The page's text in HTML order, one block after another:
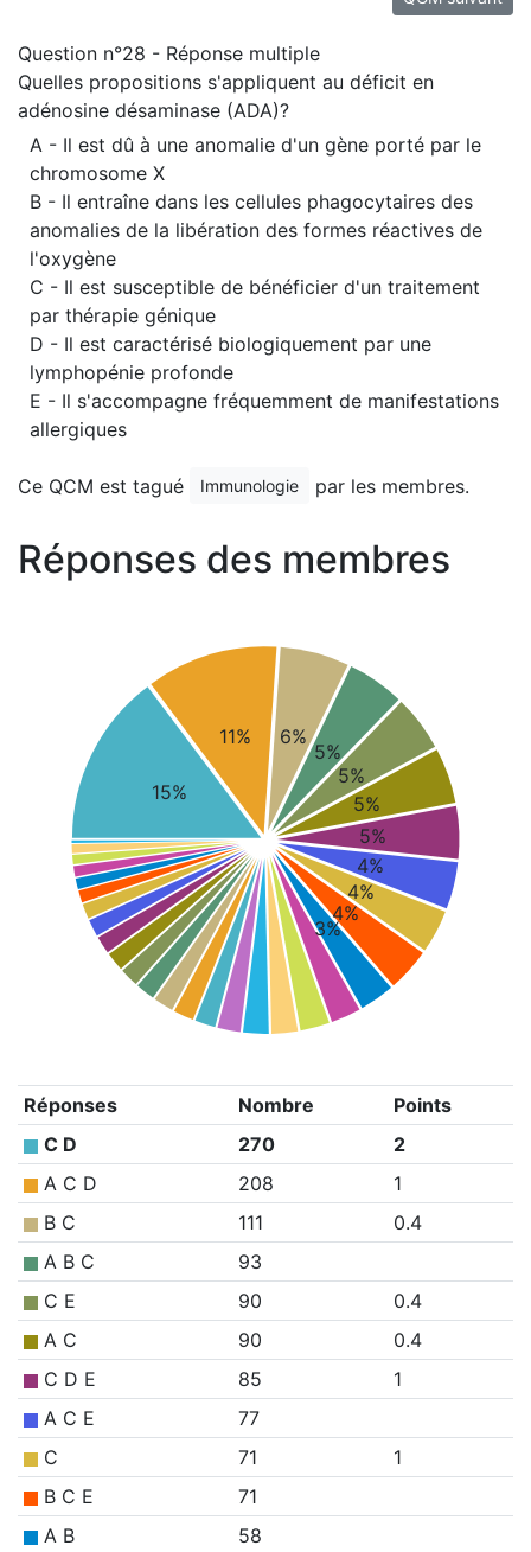
Question n°28 - Réponse multiple
Quelles propositions s'appliquent au déficit en
adénosine désaminase (ADA)?
A - Il est dû à une anomalie d'un gène porté par le
chromosome X
B - Il entraîne dans les cellules phagocytaires des
anomalies de la libération des formes réactives de
l'oxygène
C - Il est susceptible de bénéficier d'un traitement
par thérapie génique
D - Il est caractérisé biologiquement par une
lymphopénie profonde
E - Il s'accompagne fréquemment de manifestations
allergiques
Ce QCM est tagué Immunologie par les membres.
Réponses des membres
15%
11% 6%
5%
5%
5%
5%
4%
4%
4%
3%
Réponses Nombre
Points
C D
270
2
A C D
208
1
B C
111
0.4
A B C
93
C E
90
0.4
A C
90
0.4
C D E
85
1
A C E
77
C
71
1
B C E
71
A B
58